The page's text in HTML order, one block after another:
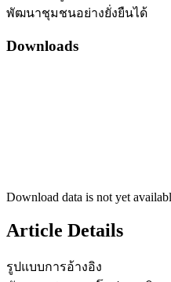
พัฒนาชุมชนอย่างยั่งยืนได้
Downloads
Download data is not yet
Article Details
รูปแบบการอ้างอิง